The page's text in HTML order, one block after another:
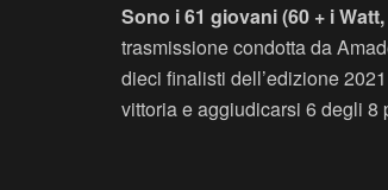
Sono i 61 giovani (60 + i
trasmissione condotta da
dieci finalisti dell’edizione
vittoria e aggiudicarsi 6 degli